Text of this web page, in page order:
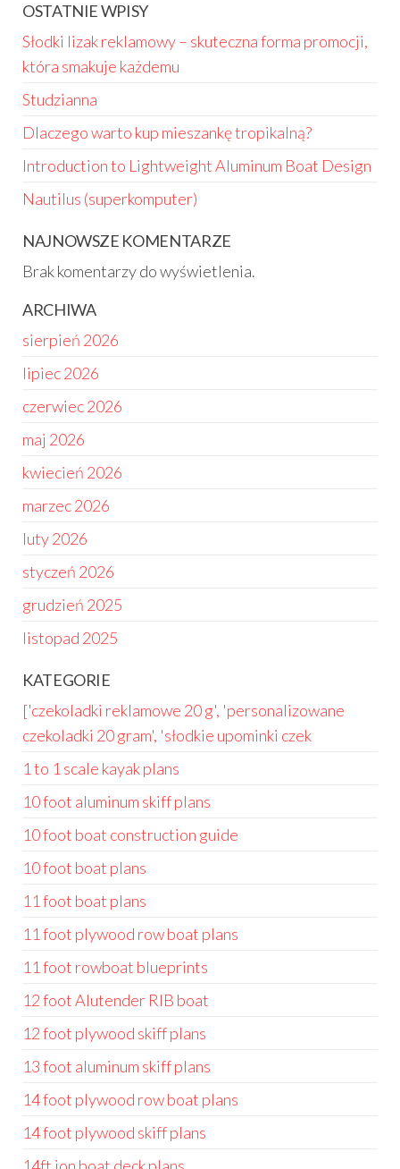
OSTATNIE WPISY
Słodki lizak reklamowy – skuteczna forma promocji,
która smakuje każdemu
Studzianna
Dlaczego warto kup mieszankę tropikalną?
Introduction to Lightweight Aluminum Boat Design
Nautilus (superkomputer)
NAJNOWSZE KOMENTARZE
Brak komentarzy do wyświetlenia.
ARCHIWA
sierpień 2026
lipiec 2026
czerwiec 2026
maj 2026
kwiecień 2026
marzec 2026
luty 2026
styczeń 2026
grudzień 2025
listopad 2025
KATEGORIE
['czekoladki reklamowe 20 g', 'personalizowane
czekoladki 20 gram', 'słodkie upominki czek
1 to 1 scale kayak plans
10 foot aluminum skiff plans
10 foot boat construction guide
10 foot boat plans
11 foot boat plans
11 foot plywood row boat plans
11 foot rowboat blueprints
12 foot Alutender RIB boat
12 foot plywood skiff plans
13 foot aluminum skiff plans
14 foot plywood row boat plans
14 foot plywood skiff plans